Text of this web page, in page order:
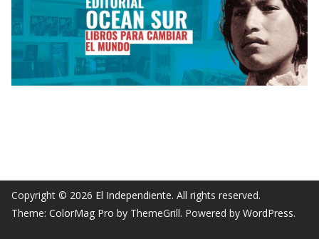
Copyright © 2026 El Independiente. All rights reserved.
Theme: ColorMag Pro by ThemeGrill. Powered by WordPress.